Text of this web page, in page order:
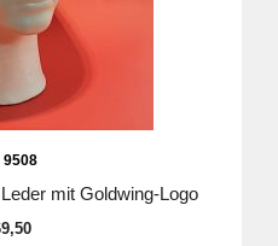
9508
mit Goldwing-Logo